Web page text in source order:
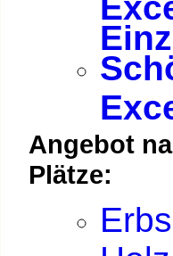
Angebot
Plätze: